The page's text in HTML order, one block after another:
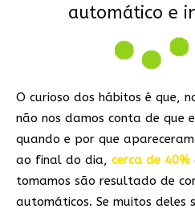
automático e
O curioso dos hábitos é que,
não nos damos conta de que
quando e por que
ao final do dia, cerca de 40%
tomamos são resultado de
automáticos. Se muitos deles